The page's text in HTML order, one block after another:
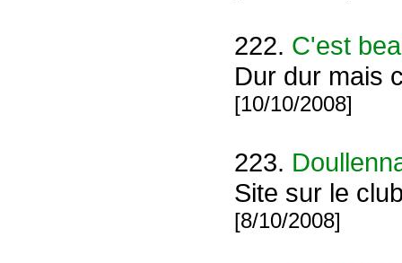
222. C'est
Dur dur mais
[10/10/2008]
223.
Site sur le
[8/10/2008]